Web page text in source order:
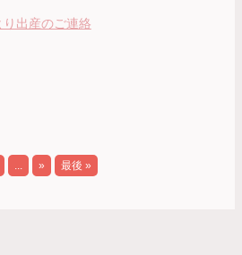
出産のご連絡
... » 最後 »